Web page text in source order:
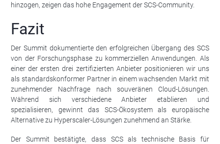
hinzogen, zeigen das hohe Engagement der SCS-Community.
Fazit
Der Summit dokumentierte den erfolgreichen Übergang des SCS
von der Forschungsphase zu kommerziellen Anwendungen. Als
einer der ersten drei zertifizierten Anbieter positionieren wir uns
als standardskonformer Partner in einem wachsenden Markt mit
zunehmender Nachfrage nach souveränen Cloud-Lösungen.
Während sich verschiedene Anbieter etablieren und
spezialisieren, gewinnt das SCS-Ökosystem als europäische
Alternative zu Hyperscaler-Lösungen zunehmend an Stärke.
Der Summit bestätigte, dass SCS als technische Basis für